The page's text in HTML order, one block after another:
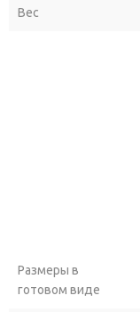
Вес
Размеры в
готовом виде